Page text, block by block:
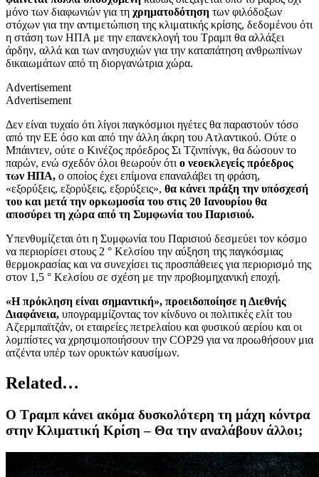
μόνο των διαφωνιών για τη χρηματοδότηση των φιλόδοξων
στόχων για την αντιμετώπιση της κλιματικής κρίσης, δεδομένου ότι
η στάση των ΗΠΑ με την επανεκλογή του Τραμπ θα αλλάξει
άρδην, αλλά και των ανησυχιών για την καταπάτηση ανθρωπίνων
δικαιωμάτων από τη διοργανώτρια χώρα.
Advertisement
Advertisement
Δεν είναι τυχαίο ότι λίγοι παγκόσμιοι ηγέτες θα παραστούν τόσο
από την ΕΕ όσο και από την άλλη άκρη του Ατλαντικού. Ούτε ο
Μπάιντεν, ούτε ο Κινέζος πρόεδρος Σι Τζινπίνγκ, θα δώσουν το
παρών, ενώ σχεδόν όλοι θεωρούν ότι ο νεοεκλεγείς πρόεδρος
των ΗΠΑ, ο οποίος έχει επίμονα επαναλάβει τη φράση,
«εξορύξεις, εξορύξεις, εξορύξεις», θα κάνει πράξη την υπόσχεσή
του και μετά την ορκωμοσία του στις 20 Ιανουρίου θα
αποσύρει τη χώρα από τη Συμφωνία του Παρισιού.
Υπενθυμίζεται ότι η Συμφωνία του Παρισιού δεσμεύει τον κόσμο
να περιορίσει στους 2 ° Κελσίου την αύξηση της παγκόσμιας
θερμοκρασίας και να συνεχίσει τις προσπάθειες για περιορισμό της
στον 1,5 ° Κελσίου σε σχέση με την προβιομηχανική εποχή.
«Η πρόκληση είναι σημαντική», προειδοποίησε η Διεθνής
Διαφάνεια, υπογραμμίζοντας τον κίνδυνο οι πολιτικές ελίτ του
Αζερμπαϊτζάν, οι εταιρείες πετρελαίου και φυσικού αερίου και οι
λομπίστες να χρησιμοποιήσουν την COP29 για να προωθήσουν μια
ατζέντα υπέρ των ορυκτών καυσίμων.
Related…
O Tραμπ κάνει ακόμα δυσκολότερη τη μάχη κόντρα
στην Κλιματική Κρίση – Θα την αναλάβουν άλλοι;